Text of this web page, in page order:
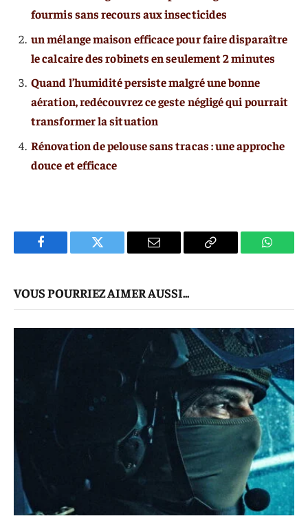
fourmis sans recours aux insecticides
un mélange maison efficace pour faire disparaître
le calcaire des robinets en seulement 2 minutes
Quand l’humidité persiste malgré une bonne
aération, redécouvrez ce geste négligé qui pourrait
transformer la situation
Rénovation de pelouse sans tracas : une approche
douce et efficace
Facebook Twitter
E-
Copier
VOUS POURRIEZ AIMER AUSSI...